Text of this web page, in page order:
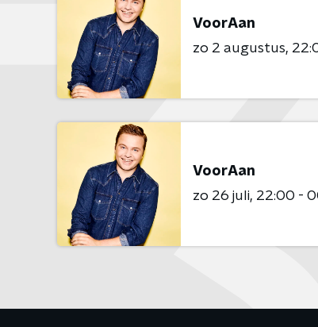
VoorAan
zo 2 augustus
VoorAan
zo 26 juli 22:00 -